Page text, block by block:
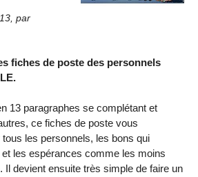
par
fiches de poste des personnels
13 paragraphes se complétant et
ce fiches de poste vous
les personnels, les bons qui
les espérances comme les moins
Il devient ensuite très simple de faire un